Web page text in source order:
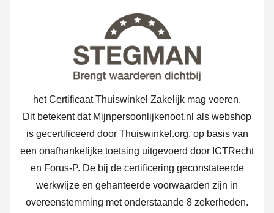
het Certificaat Thuiswinkel Zakelijk mag voeren.
Dit betekent dat Mijnpersoonlijkenoot.nl als webshop
is gecertificeerd door Thuiswinkel.org, op basis van
een onafhankelijke toetsing uitgevoerd door ICTRecht
en Forus-P. De bij de certificering geconstateerde
werkwijze en gehanteerde voorwaarden zijn in
overeenstemming met onderstaande 8 zekerheden.